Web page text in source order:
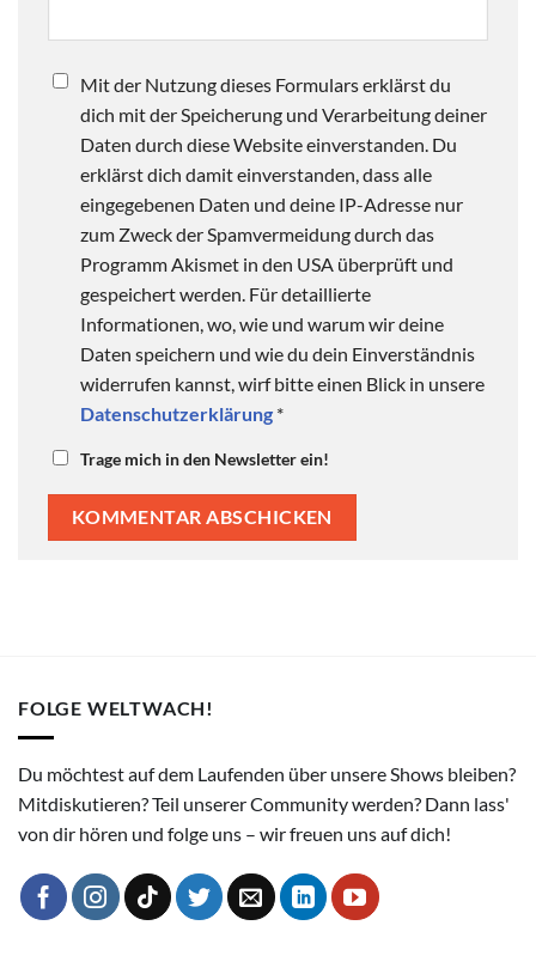
Mit der Nutzung dieses Formulars erklärst du
dich mit der Speicherung und Verarbeitung deiner
Daten durch diese Website einverstanden. Du
erklärst dich damit einverstanden, dass alle
eingegebenen Daten und deine IP-Adresse nur
zum Zweck der Spamvermeidung durch das
Programm Akismet in den USA überprüft und
gespeichert werden. Für detaillierte
Informationen, wo, wie und warum wir deine
Daten speichern und wie du dein Einverständnis
widerrufen kannst, wirf bitte einen Blick in unsere
Datenschutzerklärung *
Trage mich in den Newsletter ein!
FOLGE WELTWACH!
Du möchtest auf dem Laufenden über unsere Shows bleiben?
Mitdiskutieren? Teil unserer Community werden? Dann lass'
von dir hören und folge uns – wir freuen uns auf dich!